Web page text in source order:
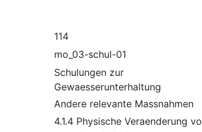
114
mo_03-schul-01
Schulungen zur
Gewaesserunterhaltung
Andere relevante Massnahmen
4.1.4 Physische Veraenderung